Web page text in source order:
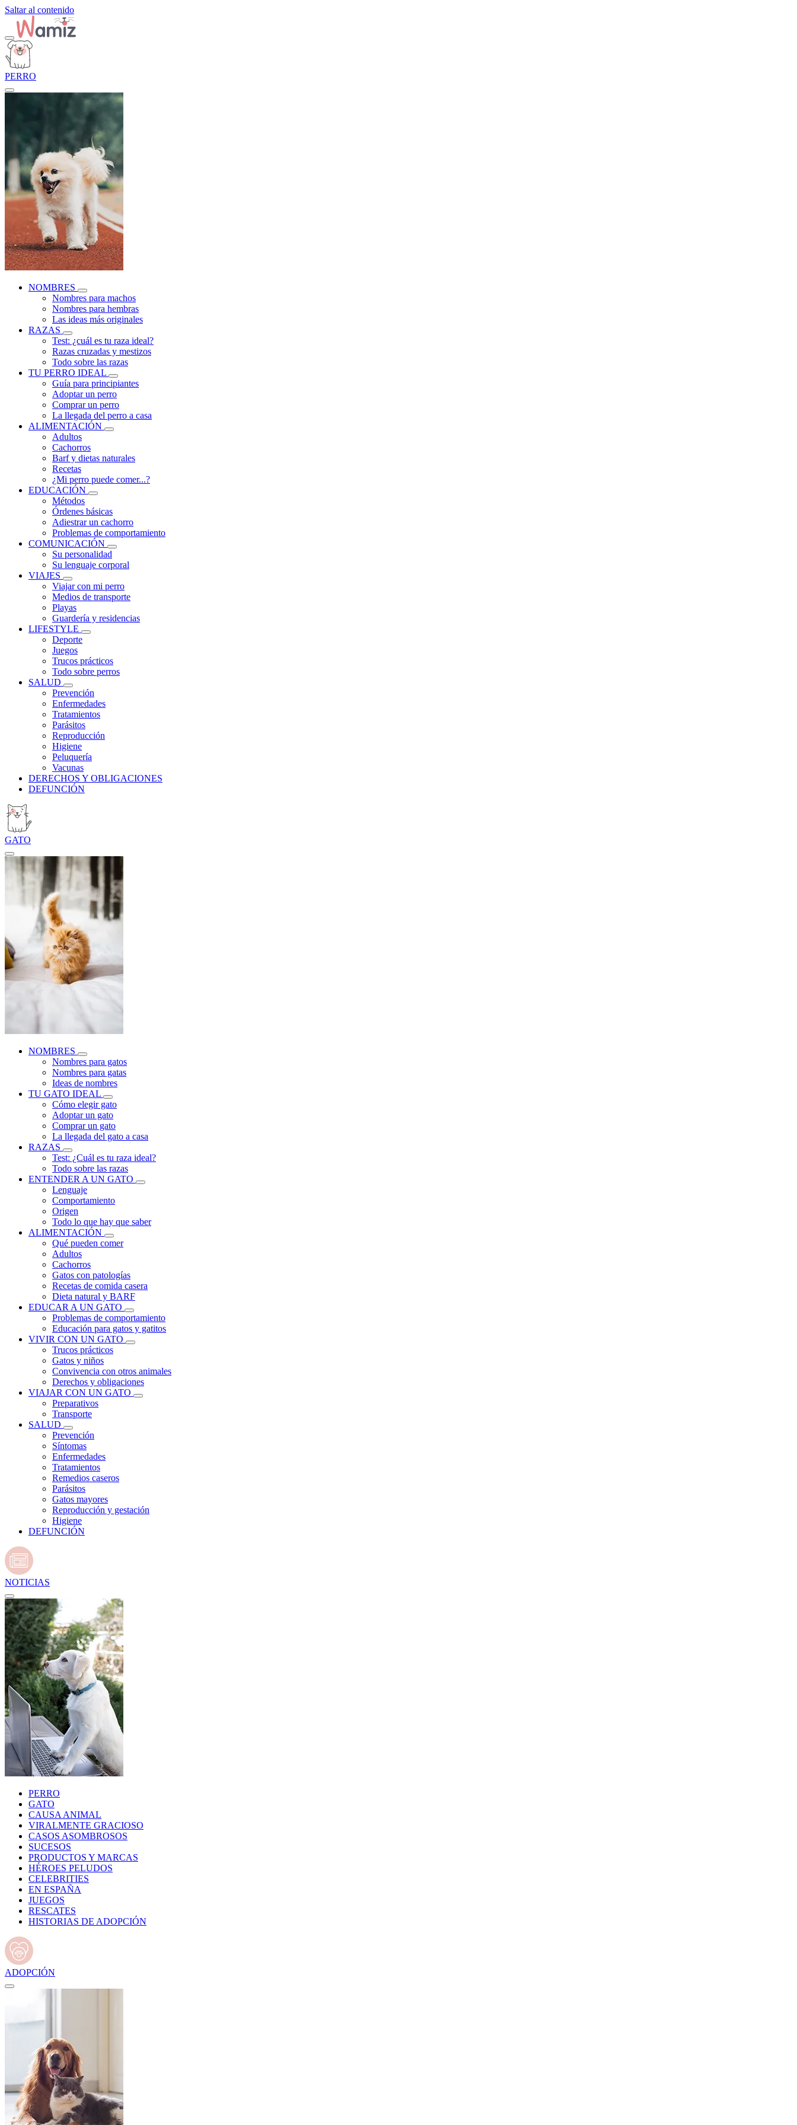
Saltar al contenido
PERRO
NOMBRES
Nombres para machos
Nombres para hembras
Las ideas más originales
RAZAS
Test: ¿cuál es tu raza ideal?
Razas cruzadas y mestizos
Todo sobre las razas
TU PERRO IDEAL
Guía para principiantes
Adoptar un perro
Comprar un perro
La llegada del perro a casa
ALIMENTACIÓN
Adultos
Cachorros
Barf y dietas naturales
Recetas
¿Mi perro puede comer...?
EDUCACIÓN
Métodos
Órdenes básicas
Adiestrar un cachorro
Problemas de comportamiento
COMUNICACIÓN
Su personalidad
Su lenguaje corporal
VIAJES
Viajar con mi perro
Medios de transporte
Playas
Guardería y residencias
LIFESTYLE
Deporte
Juegos
Trucos prácticos
Todo sobre perros
SALUD
Prevención
Enfermedades
Tratamientos
Parásitos
Reproducción
Higiene
Peluquería
Vacunas
DERECHOS Y OBLIGACIONES
DEFUNCIÓN
GATO
NOMBRES
Nombres para gatos
Nombres para gatas
Ideas de nombres
TU GATO IDEAL
Cómo elegir gato
Adoptar un gato
Comprar un gato
La llegada del gato a casa
RAZAS
Test: ¿Cuál es tu raza ideal?
Todo sobre las razas
ENTENDER A UN GATO
Lenguaje
Comportamiento
Origen
Todo lo que hay que saber
ALIMENTACIÓN
Qué pueden comer
Adultos
Cachorros
Gatos con patologías
Recetas de comida casera
Dieta natural y BARF
EDUCAR A UN GATO
Problemas de comportamiento
Educación para gatos y gatitos
VIVIR CON UN GATO
Trucos prácticos
Gatos y niños
Convivencia con otros animales
Derechos y obligaciones
VIAJAR CON UN GATO
Preparativos
Transporte
SALUD
Prevención
Síntomas
Enfermedades
Tratamientos
Remedios caseros
Parásitos
Gatos mayores
Reproducción y gestación
Higiene
DEFUNCIÓN
NOTICIAS
PERRO
GATO
CAUSA ANIMAL
VIRALMENTE GRACIOSO
CASOS ASOMBROSOS
SUCESOS
PRODUCTOS Y MARCAS
HÉROES PELUDOS
CELEBRITIES
EN ESPAÑA
JUEGOS
RESCATES
HISTORIAS DE ADOPCIÓN
ADOPCIÓN